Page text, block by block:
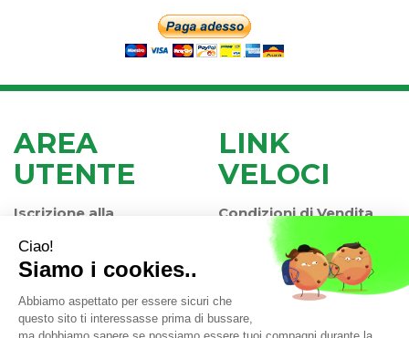
AREA
UTENTE
Iscrizione alla
Newsletter
Contatti
Informativa Privacy
LINK
VELOCI
Condizioni di Vendita
Modalità di Pagamento
Modalità di Spedizione
e Ritiro